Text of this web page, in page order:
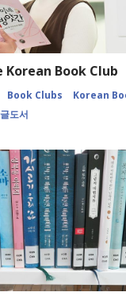
Book Club
Book Clubs
Korean
도서